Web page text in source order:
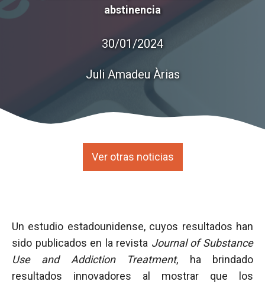
abstinencia
30/01/2024
Juli Amadeu Àrias
Ver otras noticias
Un estudio estadounidense, cuyos resultados han
sido publicados en la revista Journal of Substance
Use and Addiction Treatment, ha brindado
resultados innovadores al mostrar que los